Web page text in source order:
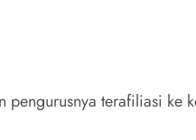
terafiliasi ke